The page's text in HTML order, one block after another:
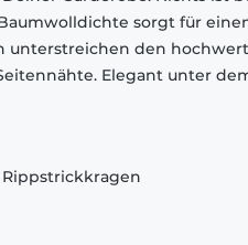
sorgt für
den
Elegant unter